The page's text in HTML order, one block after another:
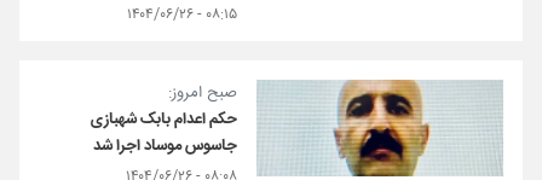
۰۸:۱۵ - ۱۴۰۴/۰۶/۲۶
صبح امروز:
حکم اعدام بابک شهبازی
جاسوس موساد اجرا شد